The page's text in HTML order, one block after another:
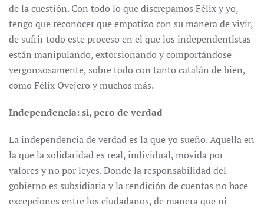
de la cuestión. Con todo lo que discrepamos Félix y yo,
tengo que reconocer que empatizo con su manera de vivir,
de sufrir todo este proceso en el que los independentistas
están manipulando, extorsionando y comportándose
vergonzosamente, sobre todo con tanto catalán de bien,
como Félix Ovejero y muchos más.
Independencia: sí, pero de verdad
La independencia de verdad es la que yo sueño. Aquella en
la que la solidaridad es real, individual, movida por
valores y no por leyes. Donde la responsabilidad del
gobierno es subsidiaria y la rendición de cuentas no hace
excepciones entre los ciudadanos, de manera que ni